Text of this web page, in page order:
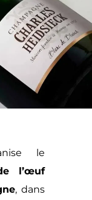
le
l’œuf
, dans